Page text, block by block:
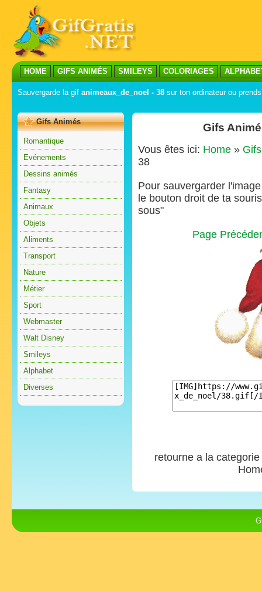
HOME GIFS ANIMÉS SMILEYS COLORIAGES
Sauvergarde la gif animeaux_de_noel - 38 sur ton ordinateur ou
Gifs Animés
Romantique
Evénements
Dessins animés
Fantasy
Animaux
Objets
Aliments
Transport
Nature
Métier
Sport
Webmaster
Walt Disney
Smileys
Alphabet
Diverses
Gifs
Vous êtes ici: Home »
38
Pour sauvergarder
le bouton droit de ta
sous"
Page
retourne a la categorie